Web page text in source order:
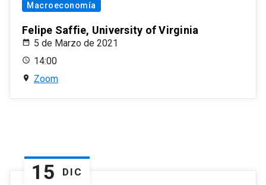
Macroeconomía
Felipe Saffie, University of Virginia
5 de Marzo de 2021
14:00
Zoom
15 DIC